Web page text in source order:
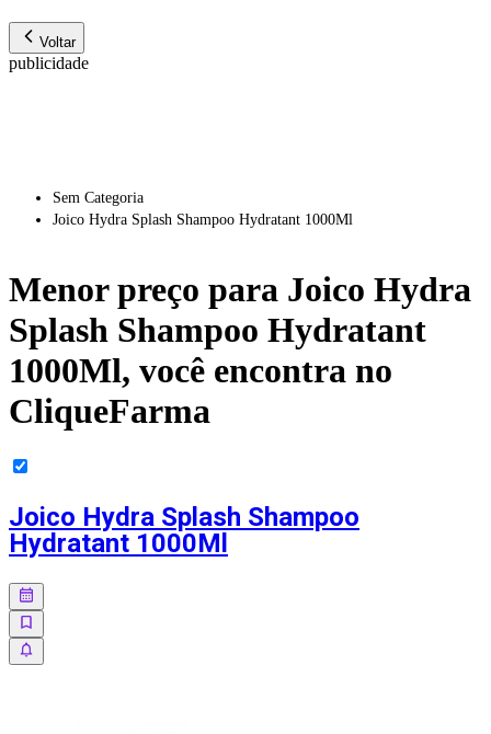
Voltar
publicidade
Sem Categoria
Joico Hydra Splash Shampoo Hydratant 1000Ml
Menor preço para Joico Hydra
Splash Shampoo Hydratant
1000Ml, você encontra no
CliqueFarma
Joico Hydra Splash Shampoo
Hydratant 1000Ml